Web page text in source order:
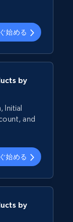
始める
by
Initial
and
始める
by